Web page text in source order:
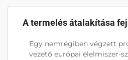
A termelés átalakítása
Egy nemrégiben végzett
vezető európai élelmiszer-